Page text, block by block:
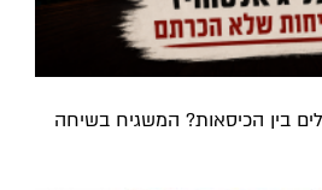
בין הכיסאות? המשגיח בשיחה